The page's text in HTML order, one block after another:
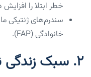
خطر ابتلا را
سندرم‌های ژنتیکی
خانوادگی (FAP).
2. سبک زندگی